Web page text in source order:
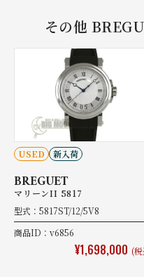
その他
USED 新入荷
BREGUET
マリーンII 5817
型式：5817ST/12/5V8
商品ID：v6856
¥1,698,000 (